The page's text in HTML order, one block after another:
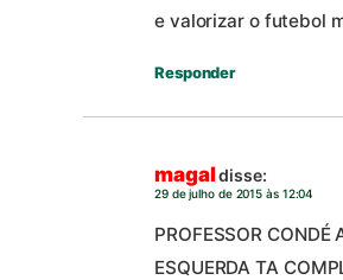
e valorizar o futebol
Responder
magaldisse:
29 de julho de 2015 às 12:04
PROFESSOR
ESQUERDA TA